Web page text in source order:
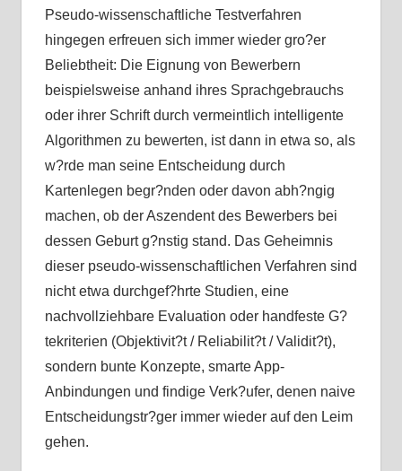
Pseudo-wissenschaftliche Testverfahren
hingegen erfreuen sich immer wieder gro?er
Beliebtheit: Die Eignung von Bewerbern
beispielsweise anhand ihres Sprachgebrauchs
oder ihrer Schrift durch vermeintlich intelligente
Algorithmen zu bewerten, ist dann in etwa so, als
w?rde man seine Entscheidung durch
Kartenlegen begr?nden oder davon abh?ngig
machen, ob der Aszendent des Bewerbers bei
dessen Geburt g?nstig stand. Das Geheimnis
dieser pseudo-wissenschaftlichen Verfahren sind
nicht etwa durchgef?hrte Studien, eine
nachvollziehbare Evaluation oder handfeste G?
tekriterien (Objektivit?t / Reliabilit?t / Validit?t),
sondern bunte Konzepte, smarte App-
Anbindungen und findige Verk?ufer, denen naive
Entscheidungstr?ger immer wieder auf den Leim
gehen.